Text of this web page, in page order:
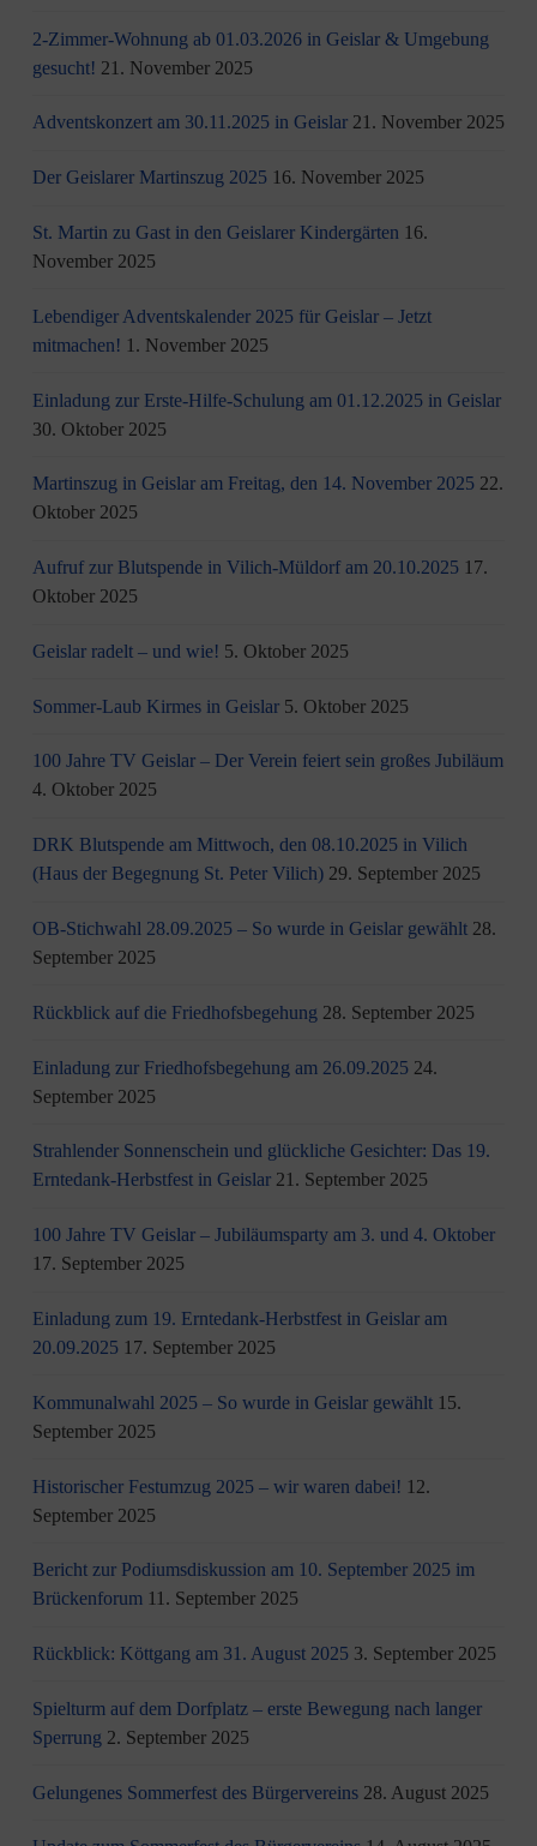
2-Zimmer-Wohnung ab 01.03.2026 in Geislar & Umgebung
gesucht! 21. November 2025
Adventskonzert am 30.11.2025 in Geislar 21. November 2025
Der Geislarer Martinszug 2025 16. November 2025
St. Martin zu Gast in den Geislarer Kindergärten 16.
November 2025
Lebendiger Adventskalender 2025 für Geislar – Jetzt
mitmachen! 1. November 2025
Einladung zur Erste-Hilfe-Schulung am 01.12.2025 in Geislar
30. Oktober 2025
Martinszug in Geislar am Freitag, den 14. November 2025 22.
Oktober 2025
Aufruf zur Blutspende in Vilich-Müldorf am 20.10.2025 17.
Oktober 2025
Geislar radelt – und wie! 5. Oktober 2025
Sommer-Laub Kirmes in Geislar 5. Oktober 2025
100 Jahre TV Geislar – Der Verein feiert sein großes Jubiläum
4. Oktober 2025
DRK Blutspende am Mittwoch, den 08.10.2025 in Vilich
(Haus der Begegnung St. Peter Vilich) 29. September 2025
OB-Stichwahl 28.09.2025 – So wurde in Geislar gewählt 28.
September 2025
Rückblick auf die Friedhofsbegehung 28. September 2025
Einladung zur Friedhofsbegehung am 26.09.2025 24.
September 2025
Strahlender Sonnenschein und glückliche Gesichter: Das 19.
Erntedank-Herbstfest in Geislar 21. September 2025
100 Jahre TV Geislar – Jubiläumsparty am 3. und 4. Oktober
17. September 2025
Einladung zum 19. Erntedank-Herbstfest in Geislar am
20.09.2025 17. September 2025
Kommunalwahl 2025 – So wurde in Geislar gewählt 15.
September 2025
Historischer Festumzug 2025 – wir waren dabei! 12.
September 2025
Bericht zur Podiumsdiskussion am 10. September 2025 im
Brückenforum 11. September 2025
Rückblick: Köttgang am 31. August 2025 3. September 2025
Spielturm auf dem Dorfplatz – erste Bewegung nach langer
Sperrung 2. September 2025
Gelungenes Sommerfest des Bürgervereins 28. August 2025